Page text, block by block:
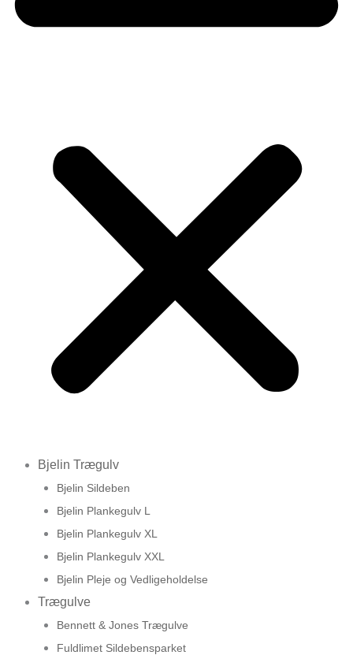
Bjelin Trægulv
Bjelin Sildeben
Bjelin Plankegulv L
Bjelin Plankegulv XL
Bjelin Plankegulv XXL
Bjelin Pleje og Vedligeholdelse
Trægulve
Bennett & Jones Trægulve
Fuldlimet Sildebensparket